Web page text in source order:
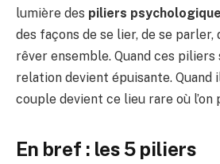
lumière des piliers
des façons de se lier, de se parler,
rêver ensemble. Quand ces
relation devient épuisante. Quand
couple devient ce lieu rare où l’on
En bref : les 5 piliers